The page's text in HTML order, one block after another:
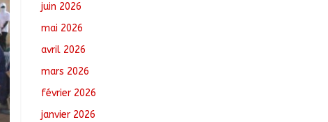
juin 2026
mai 2026
avril 2026
mars 2026
février 2026
janvier 2026